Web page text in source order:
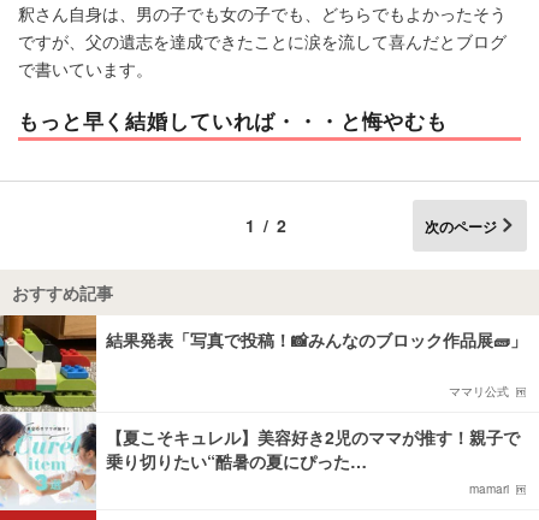
釈さん自身は、男の子でも女の子でも、どちらでもよかったそう
ですが、父の遺志を達成できたことに涙を流して喜んだとブログ
で書いています。
もっと早く結婚していれば・・・と悔やむも
1/2 次のページ
おすすめ記事
結果発表「写真で投稿！📸みんなのブロック作品展🧱」
ママリ公式
【夏こそキュレル】美容好き2児のママが推す！親子で
乗り切りたい“酷暑の夏にぴった…
mamari